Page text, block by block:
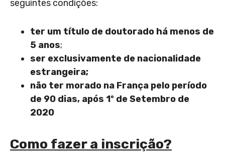
seguintes condições:
ter um título de doutorado há menos de
5 anos;
ser exclusivamente de nacionalidade
estrangeira;
não ter morado na França pelo período
de 90 dias, após 1º de Setembro de
2020
Como fazer a inscrição?